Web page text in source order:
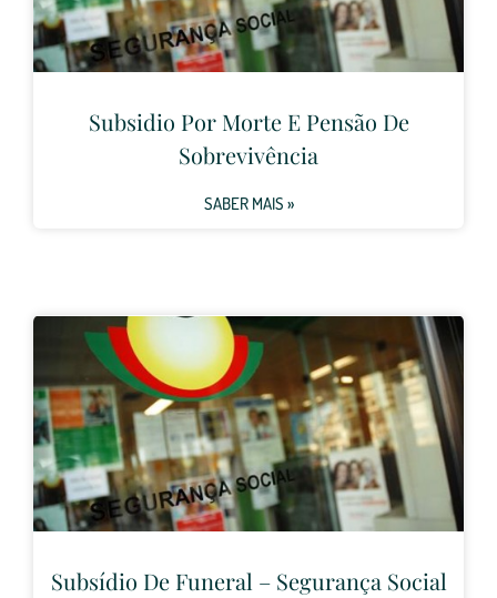
Subsidio Por Morte E Pensão De
Sobrevivência
SABER MAIS »
Subsídio De Funeral – Segurança Social